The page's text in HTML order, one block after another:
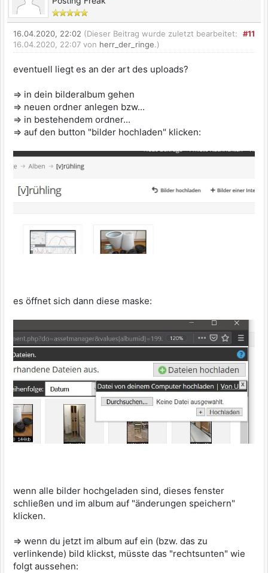
#11
16.04.2020, 22:02 (Dieser Beitrag wurde zuletzt bearbeitet:
16.04.2020, 22:07 von herr_der_ringe.)
eventuell liegt es an der art des uploads?
=> in dein bilderalbum gehen
=> neuen ordner anlegen bzw...
=> in bestehendem ordner...
=> auf den button "bilder hochladen" klicken:
es öffnet sich dann diese maske:
wenn alle bilder hochgeladen sind, dieses fenster
schließen und im album auf "änderungen speichern"
klicken.
=> wenn du jetzt im album auf ein (bzw. das zu
verlinkende) bild klickst, müsste das "rechtsunten" wie
folgt aussehen: